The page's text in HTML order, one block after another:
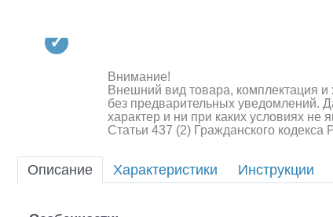
Квадрокоптеры
Аккумуляторы и батарейки
Внимание!
Внешний вид товара, комплектация и
без предварительных уведомлений.
характер и ни при каких условиях
Статьи 437 (2) Гражданского кодекса
Описание Характеристики Инструкции